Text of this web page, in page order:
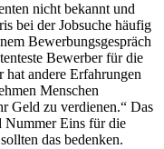
nicht bekannt und
bei der Jobsuche häufig
Bewerbungsgespräch
Bewerber für die
hat andere Erfahrungen
Menschen
Geld zu verdienen.“ Das
Nummer Eins für die
das bedenken.